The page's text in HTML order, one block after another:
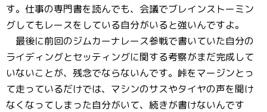
す。仕事の専門書を読んでも、会議でブレインストーミン
グしてもレースをしている自分がいると強いんですよ。
最後に前回のジムカーナレース参戦で書いていた自分の
ライディングとセッティングに関する考察がまだ完成して
いないことが、残念でならないんです。峠をマージンとっ
て走っているだけでは、マシンのサスやタイヤの声を聞け
なくなってしまった自分がいて、続きが書けないんです